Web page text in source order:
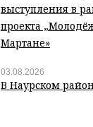
выступления в
проекта
Мартане»
03.08.2026
В Наурском